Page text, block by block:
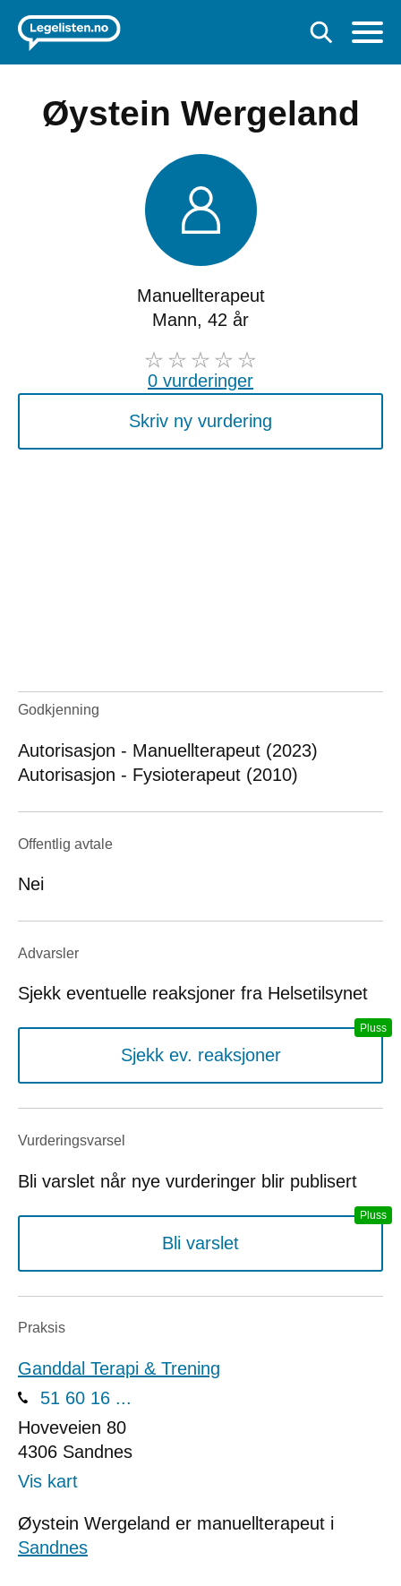
Øystein Wergeland
Manuellterapeut
Mann, 42 år
0 vurderinger
Skriv ny vurdering
Godkjenning
Autorisasjon - Manuellterapeut (2023)
Autorisasjon - Fysioterapeut (2010)
Offentlig avtale
Nei
Advarsler
Sjekk eventuelle reaksjoner fra Helsetilsynet
Sjekk ev. reaksjoner
Vurderings­varsel
Bli varslet når nye vurderinger blir publisert
Bli varslet
Praksis
Ganddal Terapi & Trening
51 60 16 ...
Hoveveien 80
4306 Sandnes
Vis kart
Øystein Wergeland er manuellterapeut i
Sandnes